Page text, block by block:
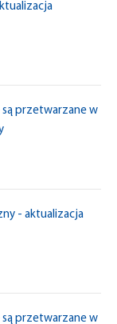
przetwarzane w
- aktualizacja
przetwarzane w